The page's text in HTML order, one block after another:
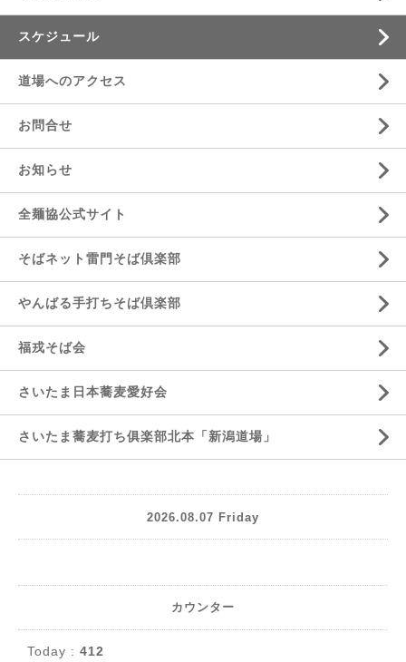
スケジュール
道場へのアクセス
お問合せ
お知らせ
全麺協公式サイト
そばネット雷門そば倶楽部
やんばる手打ちそば倶楽部
福戎そば会
さいたま日本蕎麦愛好会
さいたま蕎麦打ち俱楽部北本「新潟道場」
2026.08.07 Friday
カウンター
Today : 412